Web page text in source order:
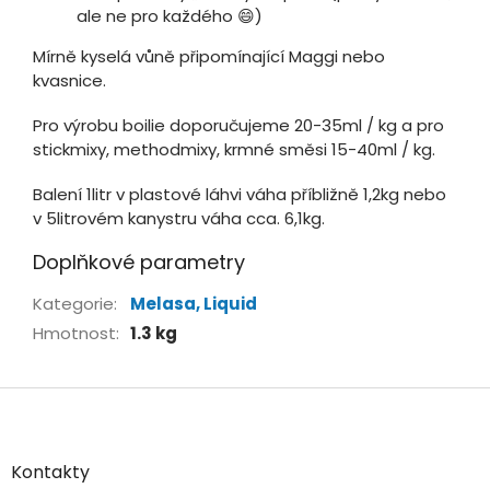
ale ne pro každého 😄)
Mírně kyselá vůně připomínající Maggi nebo
kvasnice.
Pro výrobu boilie doporučujeme 20-35ml / kg a pro
stickmixy, methodmixy, krmné směsi 15-40ml / kg.
Balení 1litr v plastové láhvi váha příbližně 1,2kg nebo
v 5litrovém kanystru váha cca. 6,1kg.
Doplňkové parametry
Kategorie:
Melasa, Liquid
Hmotnost: 1.3 kg
Z
aKontakty